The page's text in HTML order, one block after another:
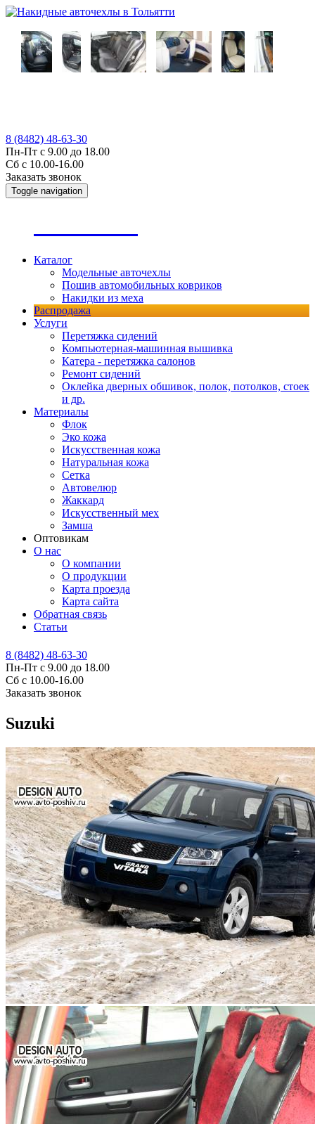
8 (8482) 48-63-30
Пн-Пт с 9.00 до 18.00
Сб с 10.00-16.00
Заказать звонок
Toggle navigation
Каталог
Модельные авточехлы
Пошив автомобильных ковриков
Накидки из меха
Распродажа
Услуги
Перетяжка сидений
Компьютерная-машинная вышивка
Катера - перетяжка салонов
Ремонт сидений
Оклейка дверных обшивок, полок, потолков, стоек
и др.
Материалы
Флок
Эко кожа
Искусственная кожа
Натуральная кожа
Сетка
Автовелюр
Жаккард
Искусственный мех
Замша
Оптовикам
О нас
О компании
О продукции
Карта проезда
Карта сайта
Обратная связь
Статьи
8 (8482) 48-63-30
Пн-Пт с 9.00 до 18.00
Сб с 10.00-16.00
Заказать звонок
Suzuki